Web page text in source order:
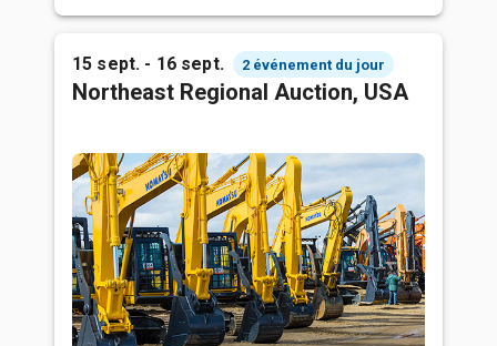
15 sept. - 16 sept. 2 événement du jour
Northeast Regional Auction, USA